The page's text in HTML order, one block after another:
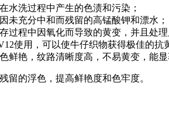
水洗过程中产生的色渍和污染；
未充分中和而残留的高锰酸钾和漂水；
过程中因氧化而导致的黄变，并且处
使用，可以使牛仔织物获得极佳的抗
鲜艳，纹路清晰度高，不易黄变，能显
留的浮色，提高鲜艳度和色牢度。